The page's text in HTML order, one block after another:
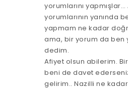
yorumlarını
yorumlarının yanında
yapmam ne kadar
ama, bir yorum da ben
dedim.
Afiyet olsun abilerim.
beni de davet
gelirim.. Nazilli ne